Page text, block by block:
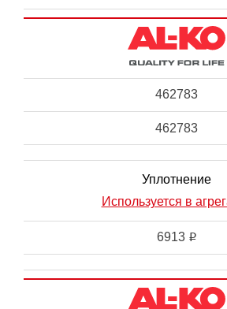
462783
462783
Уплотнение
Используется в
6913 i